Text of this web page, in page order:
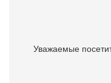
Уважаемые